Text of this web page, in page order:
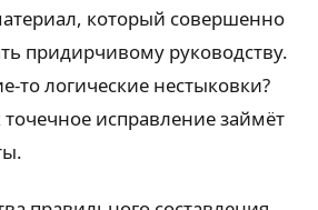
который совершенно
придирчивому руководству.
то логические нестыковки?
исправление займёт